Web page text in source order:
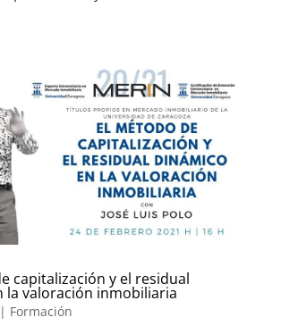
capitalización y el residual
la valoración inmobiliaria
| Formación